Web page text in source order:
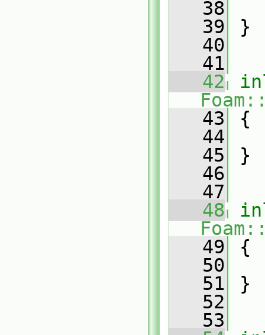
   38
   39
}
   40
   41
   42
   43
{
   44
   45
}
   46
   47
   48
   49
{
   50
   51
}
   52
   53